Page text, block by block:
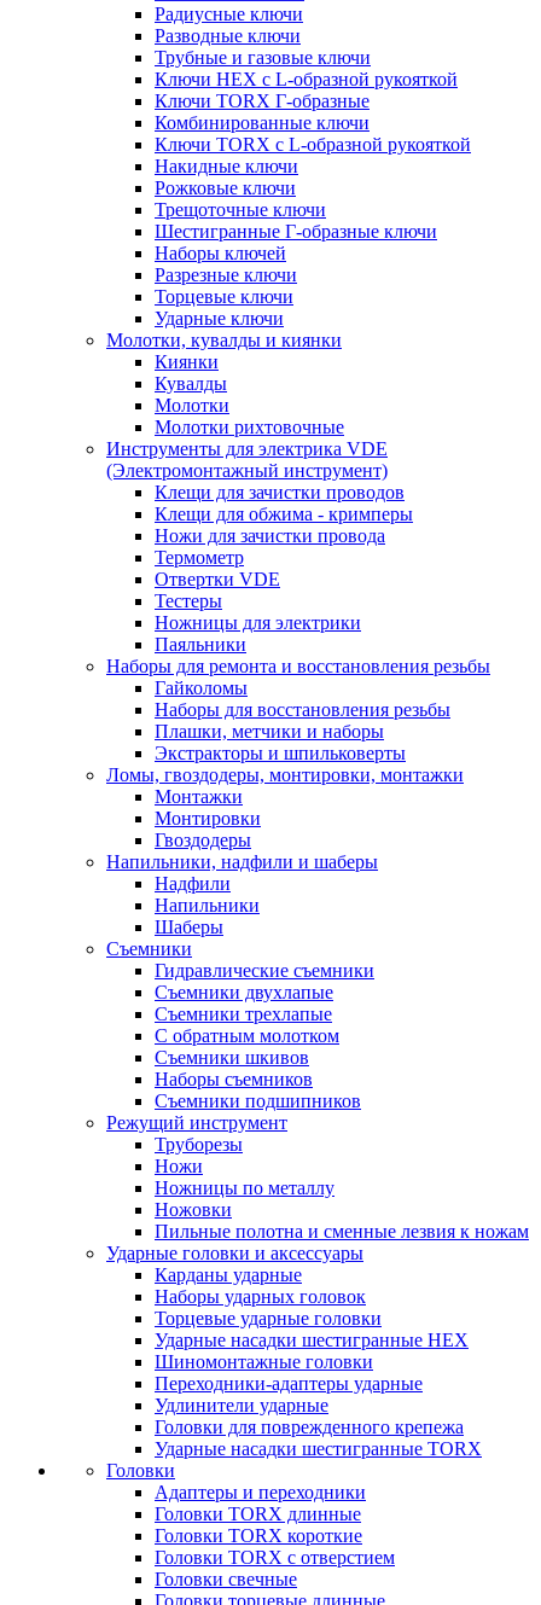
Радиусные ключи
Разводные ключи
Трубные и газовые ключи
Ключи HEX с L-образной рукояткой
Ключи TORX Г-образные
Комбинированные ключи
Ключи TORX с L-образной рукояткой
Накидные ключи
Рожковые ключи
Трещоточные ключи
Шестигранные Г-образные ключи
Наборы ключей
Разрезные ключи
Торцевые ключи
Ударные ключи
Молотки, кувалды и киянки
Киянки
Кувалды
Молотки
Молотки рихтовочные
Инструменты для электрика VDE
(Электромонтажный инструмент)
Клещи для зачистки проводов
Клещи для обжима - кримперы
Ножи для зачистки провода
Термометр
Отвертки VDE
Тестеры
Ножницы для электрики
Паяльники
Наборы для ремонта и восстановления резьбы
Гайколомы
Наборы для восстановления резьбы
Плашки, метчики и наборы
Экстракторы и шпильковерты
Ломы, гвоздодеры, монтировки, монтажки
Монтажки
Монтировки
Гвоздодеры
Напильники, надфили и шаберы
Надфили
Напильники
Шаберы
Съемники
Гидравлические съемники
Съемники двухлапые
Съемники трехлапые
С обратным молотком
Съемники шкивов
Наборы съемников
Съемники подшипников
Режущий инструмент
Труборезы
Ножи
Ножницы по металлу
Ножовки
Пильные полотна и сменные лезвия к ножам
Ударные головки и аксессуары
Карданы ударные
Наборы ударных головок
Торцевые ударные головки
Ударные насадки шестигранные HEX
Шиномонтажные головки
Переходники-адаптеры ударные
Удлинители ударные
Головки для поврежденного крепежа
Ударные насадки шестигранные TORX
Головки
Адаптеры и переходники
Головки TORX длинные
Головки TORX короткие
Головки TORX с отверстием
Головки свечные
Головки торцевые длинные